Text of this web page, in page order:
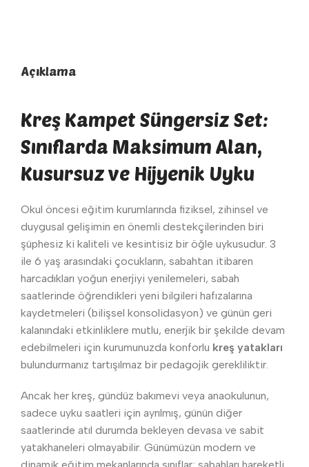
Açıklama
Kreş Kampet Süngersiz Set:
Sınıflarda Maksimum Alan,
Kusursuz ve Hijyenik Uyku
Okul öncesi eğitim kurumlarında fiziksel, zihinsel ve
duygusal gelişimin en önemli destekçilerinden biri
şüphesiz ki kaliteli ve kesintisiz bir öğle uykusudur. 3
ile 6 yaş arasındaki çocukların, sabahtan itibaren
harcadıkları yoğun enerjiyi yenilemeleri, sabah
saatlerinde öğrendikleri yeni bilgileri hafızalarına
kaydetmeleri (bilişsel konsolidasyon) ve günün geri
kalanındaki etkinliklere mutlu, enerjik bir şekilde devam
edebilmeleri için kurumunuzda konforlu kreş yatakları
bulundurmanız tartışılmaz bir pedagojik gerekliliktir.
Ancak her kreş, gündüz bakımevi veya anaokulunun,
sadece uyku saatleri için ayrılmış, günün diğer
saatlerinde atıl durumda bekleyen devasa ve sabit
yatakhaneleri olmayabilir. Günümüzün modern ve